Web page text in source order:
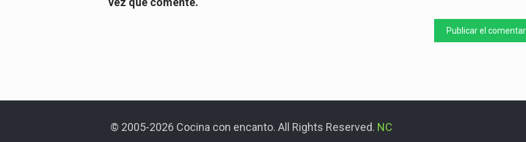
© 2005-2026 Cocina con encanto. All Rights Reserved. NC